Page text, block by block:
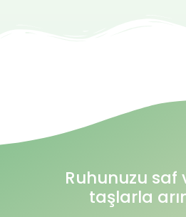
Ruhunuzu saf
taşlarla